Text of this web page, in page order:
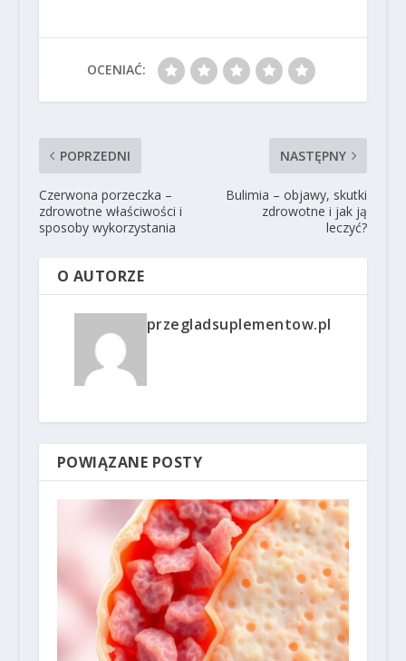
OCENIAĆ:
POPRZEDNI
Czerwona porzeczka –
zdrowotne właściwości i
sposoby wykorzystania
NASTĘPNY
Bulimia – objawy, skutki
zdrowotne i jak ją
leczyć?
O AUTORZE
przegladsuplementow.pl
POWIĄZANE POSTY